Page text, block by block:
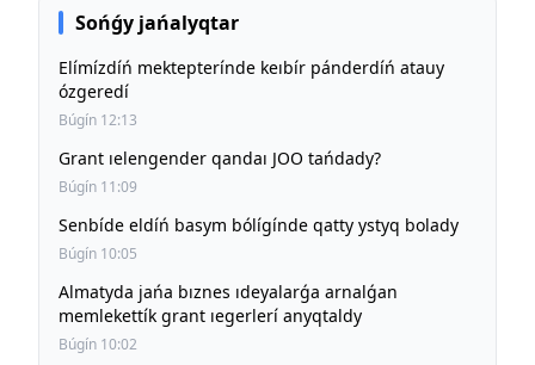
Sońǵy jańalyqtar
Elímízdíń mektepterínde keıbír pánderdíń atauy
ózgeredí
Búgín 12:13
Grant ıelengender qandaı JOO tańdady?
Búgín 11:09
Senbíde eldíń basym bólígínde qatty ystyq bolady
Búgín 10:05
Almatyda jańa bıznes ıdeyalarǵa arnalǵan
memlekettík grant ıegerlerí anyqtaldy
Búgín 10:02